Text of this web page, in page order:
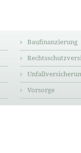
Baufinanzierung
Vorsorge